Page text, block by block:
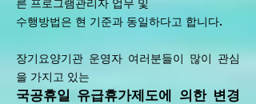
른 프로그램관리자 업무 및
수행방법은 현 기준과 동일하다고 합니다.
장기요양기관 운영자 여러분들이 많이 관심
을 가지고 있는
국공휴일 유급휴가제도에 의한 변경